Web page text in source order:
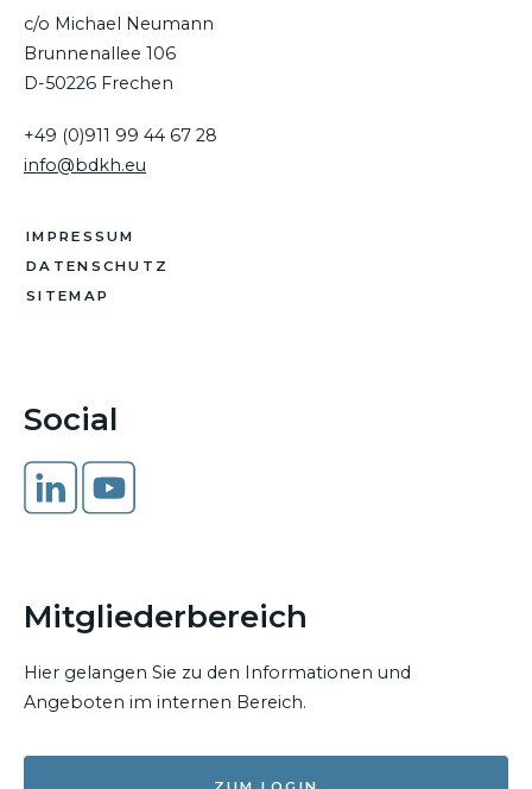
c/o Michael Neumann
Brunnenallee 106
D-50226 Frechen
+49 (0)911 99 44 67 28
info@bdkh.eu
IMPRESSUM
DATENSCHUTZ
SITEMAP
Social
Mitgliederbereich
Hier gelangen Sie zu den Informationen und
Angeboten im internen Bereich.